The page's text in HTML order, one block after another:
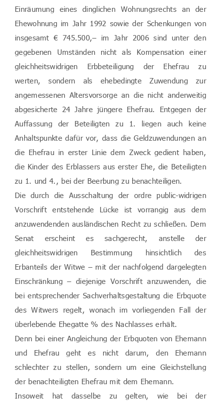
Einräumung eines dinglichen Wohnungsrechts an der
Ehewohnung im Jahr 1992 sowie der Schenkungen von
insgesamt € 745.500,– im Jahr 2006 sind unter den
gegebenen Umständen nicht als Kompensation einer
gleichheitswidrigen Erbbeteiligung der Ehefrau zu
werten, sondern als ehebedingte Zuwendung zur
angemessenen Altersvorsorge an die nicht anderweitig
abgesicherte 24 Jahre jüngere Ehefrau. Entgegen der
Auffassung der Beteiligten zu 1. liegen auch keine
Anhaltspunkte dafür vor, dass die Geldzuwendungen an
die Ehefrau in erster Linie dem Zweck gedient haben,
die Kinder des Erblassers aus erster Ehe, die Beteiligten
zu 1. und 4., bei der Beerbung zu benachteiligen.
Die durch die Ausschaltung der ordre public-widrigen
Vorschrift entstehende Lücke ist vorrangig aus dem
anzuwendenden ausländischen Recht zu schließen. Dem
Senat erscheint es sachgerecht, anstelle der
gleichheitswidrigen Bestimmung hinsichtlich des
Erbanteils der Witwe – mit der nachfolgend dargelegten
Einschränkung – diejenige Vorschrift anzuwenden, die
bei entsprechender Sachverhaltsgestaltung die Erbquote
des Witwers regelt, wonach im vorliegenden Fall der
überlebende Ehegatte % des Nachlasses erhält.
Denn bei einer Angleichung der Erbquoten von Ehemann
und Ehefrau geht es nicht darum, den Ehemann
schlechter zu stellen, sondern um eine Gleichstellung
der benachteiligten Ehefrau mit dem Ehemann.
Insoweit hat dasselbe zu gelten, wie bei der